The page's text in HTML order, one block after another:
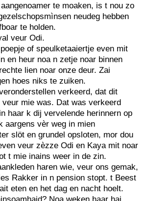
te moaken, is t nou zo
neudeg hebben
te holden.
veur Odi.
of speulketaaiertje even mit
en heur noa n zetje noar binnen
lien noar onze deur. Zai
hoes niks te zuiken.
verkeerd, dat dit
veur mie was. Dat was verkeerd
haar k dij vervelende herinnern op
aargens vèr weg in mien
slöt en grundel opsloten, mor dou
veur zèzze Odi en Kaya mit noar
t mie inains weer in de zin.
haren wie, veur ons gemak,
Rakker in n pension stopt. t Beest
eten en het dag en nacht hoelt.
Noa weken haar hai